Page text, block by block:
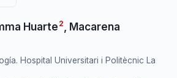
Huarte 2
Macarena
Hospital Universitari i Politècnic La